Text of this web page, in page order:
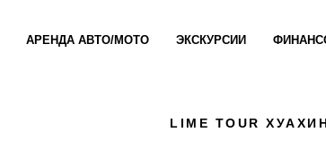
АРЕНДА АВТО/МОТО ЭКСКУРСИИ
LIME TOUR